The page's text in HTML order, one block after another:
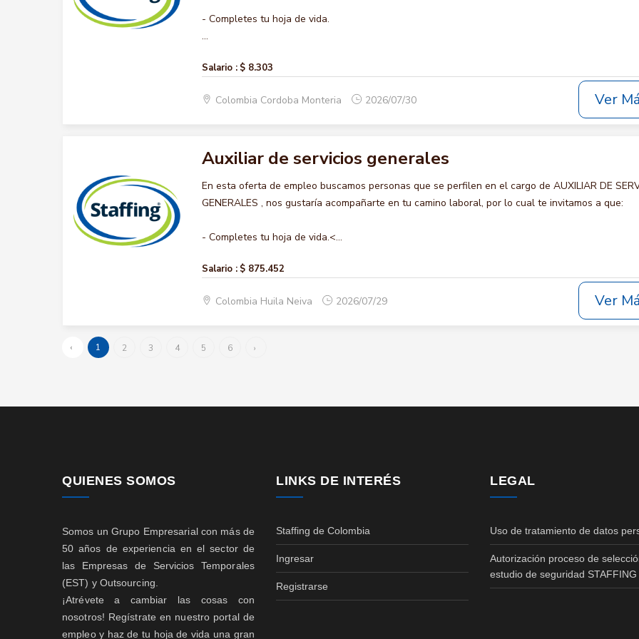
- Completes tu hoja de vida.
...
Salario : $ 8.303
Colombia Cordoba Monteria 2026/07/30 Ver
Auxiliar de servicios generales
En esta oferta de empleo buscamos personas que se perfilen en el cargo de AUXILIAR DE
GENERALES , nos gustaría acompañarte en tu camino laboral, por lo cual te invitamos a que:
- Completes tu hoja de vida.<...
Salario : $ 875.452
Colombia Huila Neiva 2026/07/29 Ver
‹ 1 2 3 4 5 6 ›
QUIENES SOMOS
Somos un Grupo Empresarial con más de
50 años de experiencia en el sector de
las Empresas de Servicios Temporales
(EST) y Outsourcing.
¡Atrévete a cambiar las cosas con
nosotros! Regístrate en nuestro portal de
empleo y haz de tu hoja de vida una gran
LINKS DE INTERÉS
Staffing de Colombia
Ingresar
Registrarse
LEGAL
Uso de tratamiento de datos
Autorización proceso de
estudio de seguridad STAFFING